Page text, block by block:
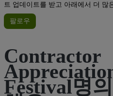
트 업데이트를 받고 아래에서 더 많
팔로우
Contractor
Festival명